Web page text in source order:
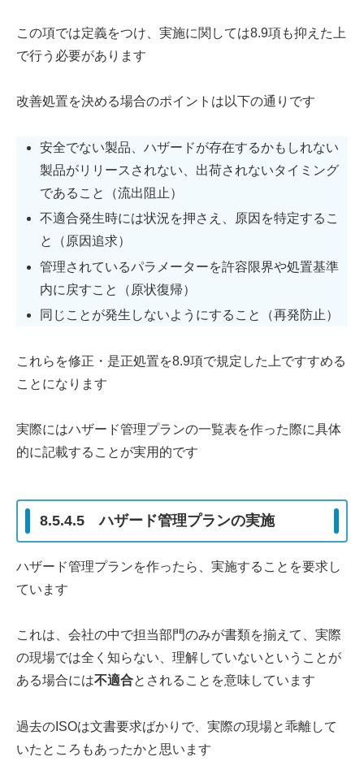
この項では定義をつけ、実施に関しては8.9項も抑えた上
で行う必要があります
改善処置を決める場合のポイントは以下の通りです
安全でない製品、ハザードが存在するかもしれない
製品がリリースされない、出荷されないタイミング
であること（流出阻止）
不適合発生時には状況を押さえ、原因を特定するこ
と（原因追求）
管理されているパラメーターを許容限界や処置基準
内に戻すこと（原状復帰）
同じことが発生しないようにすること（再発防止）
これらを修正・是正処置を8.9項で規定した上ですすめる
ことになります
実際にはハザード管理プランの一覧表を作った際に具体
的に記載することが実用的です
8.5.4.5 ハザード管理プランの実施
ハザード管理プランを作ったら、実施することを要求し
ています
これは、会社の中で担当部門のみが書類を揃えて、実際
の現場では全く知らない、理解していないということが
ある場合には不適合とされることを意味しています
過去のISOは文書要求ばかりで、実際の現場と乖離して
いたところもあったかと思います